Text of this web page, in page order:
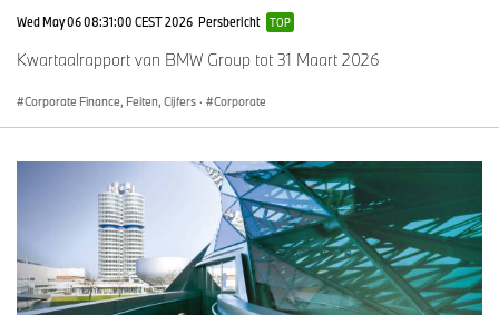
Wed May 06 08:31:00 CEST 2026 Persbericht TOP
Kwartaalrapport van BMW Group tot 31 Maart 2026
Corporate Finance, Feiten, Cijfers · Corporate